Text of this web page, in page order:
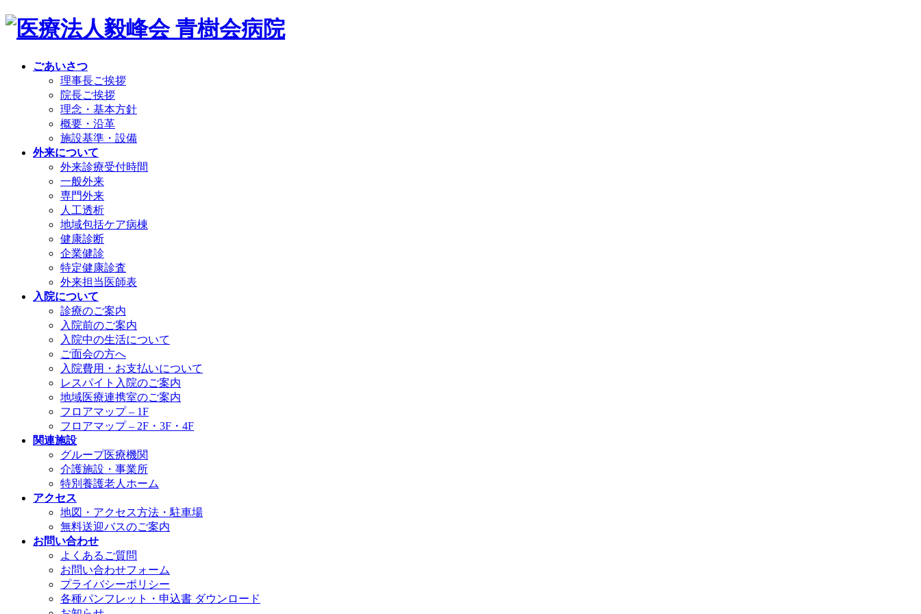
ごあいさつ
理事長ご挨拶
院長ご挨拶
理念・基本方針
概要・沿革
施設基準・設備
外来について
外来診療受付時間
一般外来
専門外来
人工透析
地域包括ケア病棟
健康診断
企業健診
特定健康診査
外来担当医師表
入院について
診療のご案内
入院前のご案内
入院中の生活について
ご面会の方へ
入院費用・お支払いについて
レスパイト入院のご案内
地域医療連携室のご案内
フロアマップ – 1F
フロアマップ – 2F・3F・4F
関連施設
グループ医療機関
介護施設・事業所
特別養護老人ホーム
アクセス
地図・アクセス方法・駐車場
無料送迎バスのご案内
お問い合わせ
よくあるご質問
お問い合わせフォーム
プライバシーポリシー
各種パンフレット・申込書 ダウンロード